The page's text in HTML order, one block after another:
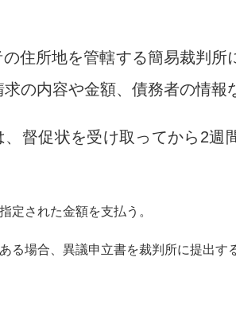
の住所地を管轄する簡易裁判
の内容や金額、債務者の情報
、督促状を受け取ってから2週
定された金額を支払う。
る場合、異議申立書を裁判所に提出す